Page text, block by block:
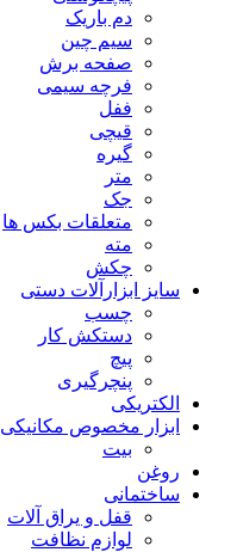
دم باریک
سیم چین
صفحه برش
فرچه سیمی
ففل
قیچی
گیره
متر
جک
متعلقات بکس ها
مته
چکش
سایز ابزارآلات دستی
چسب
دستکش کار
پیچ
پنچرگیری
الکتریکی
ابزار مخصوص مکانیکی
بیت
روغن
ساختمانی
قفل و یراق آلات
لوازم نظافت